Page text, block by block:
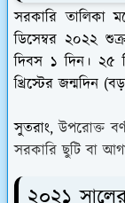
সরকারি তালিকা
ডিসেম্বর ২০২২
দিবস ১ দিন। ২৫
খ্রিস্টের জন্মদিন
সুতরাং,উপরোক্ত
সরকারি ছুটি বা